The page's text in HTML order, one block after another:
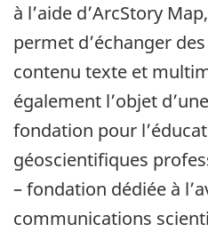
à l’aide d’ArcStory
permet d’échanger
contenu texte et
également l’objet
fondation pour
géoscientifiques
– fondation dédiée à
communications